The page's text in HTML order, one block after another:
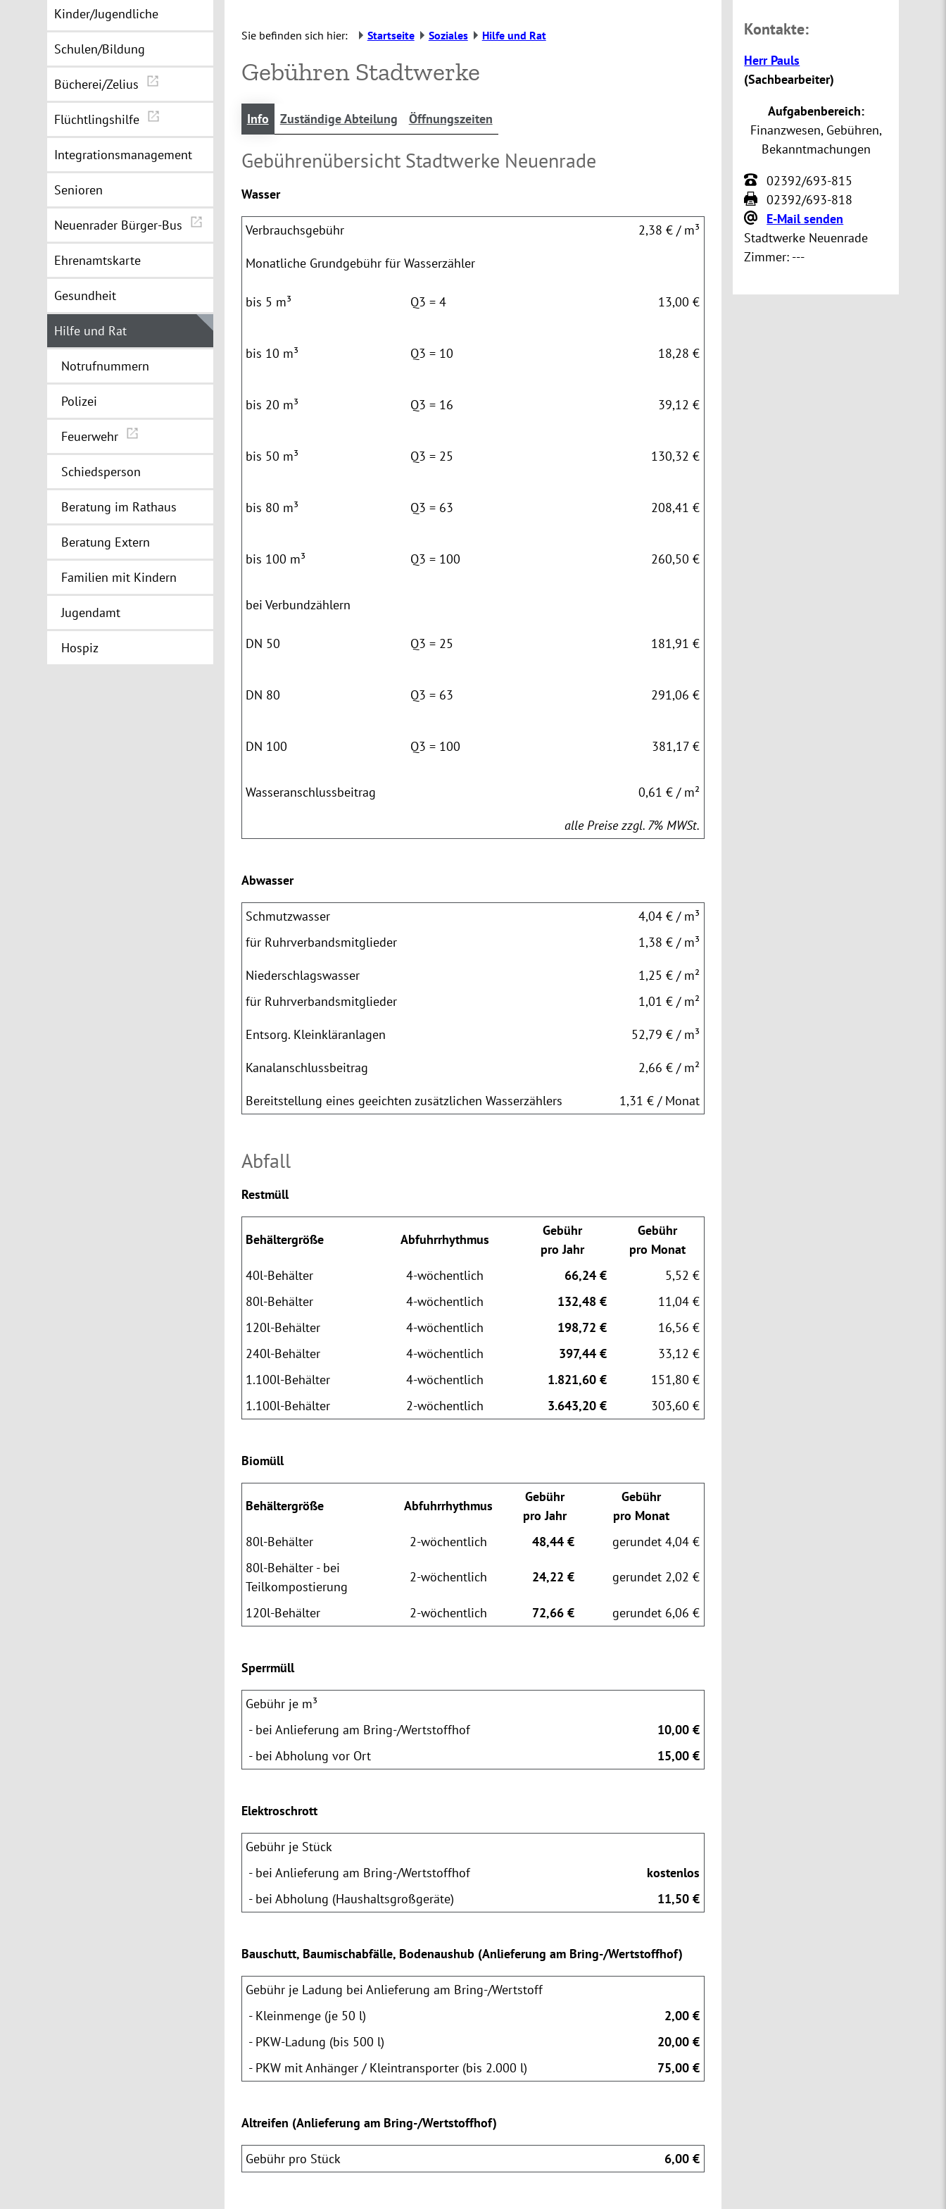
Kinder/Jugendliche
Schulen/Bildung
Bücherei/Zelius
Flüchtlingshilfe
Integrationsmanagement
Senioren
Neuenrader Bürger-Bus
Ehrenamtskarte
Gesundheit
Hilfe und Rat
Notrufnummern
Polizei
Feuerwehr
Schiedsperson
Beratung im Rathaus
Beratung Extern
Familien mit Kindern
Jugendamt
Hospiz
Sie befinden sich hier: Startseite Soziales Hilfe und Rat
Gebühren Stadtwerke
Info Zuständige Abteilung Öffnungszeiten
Gebührenübersicht Stadtwerke Neuenrade
Wasser
Verbrauchsgebühr 2,38 € / m³
Monatliche Grundgebühr für Wasserzähler
bis 5 m³ Q3 = 4 13,00 €
bis 10 m³ Q3 = 10 18,28 €
bis 20 m³ Q3 = 16 39,12 €
bis 50 m³ Q3 = 25 130,32 €
bis 80 m³ Q3 = 63 208,41 €
bis 100 m³ Q3 = 100 260,50 €
bei Verbundzählern
DN 50 Q3 = 25 181,91 €
DN 80 Q3 = 63 291,06 €
DN 100 Q3 = 100 381,17 €
Wasseranschlussbeitrag 0,61 € / m²
alle Preise zzgl. 7% MWSt.
Abwasser
Schmutzwasser
4,04 € / m³
für Ruhrverbandsmitglieder
1,38 € / m³
Niederschlagswasser
1,25 € / m²
für Ruhrverbandsmitglieder
1,01 € / m²
Entsorg. Kleinkläranlagen 52,79 € / m³
Kanalanschlussbeitrag 2,66 € / m²
Bereitstellung eines geeichten zusätzlichen Wasserzählers 1,31 € / Monat
Abfall
Restmüll
Behältergröße Abfuhrrhythmus
Gebühr
pro Jahr
Gebühr
pro Monat
40l-Behälter
4-wöchentlich 66,24 €
5,52 €
80l-Behälter
4-wöchentlich 132,48 €
11,04 €
120l-Behälter
4-wöchentlich 198,72 €
16,56 €
240l-Behälter
4-wöchentlich 397,44 €
33,12 €
1.100l-Behälter
4-wöchentlich 1.821,60 €
151,80 €
1.100l-Behälter
2-wöchentlich 3.643,20 € 303,60 €
Biomüll
Behältergröße Abfuhrrhythmus
Gebühr
pro Jahr
Gebühr
pro Monat
80l-Behälter
2-wöchentlich 48,44 €
gerundet 4,04 €
80l-Behälter - bei
Teilkompostierung
2-wöchentlich 24,22 € gerundet 2,02 €
120l-Behälter 2-wöchentlich 72,66 € gerundet 6,06 €
Sperrmüll
Gebühr je m³
- bei Anlieferung am Bring-/Wertstoffhof
10,00 €
- bei Abholung vor Ort
15,00 €
Elektroschrott
Gebühr je Stück
- bei Anlieferung am Bring-/Wertstoffhof
kostenlos
- bei Abholung (Haushaltsgroßgeräte)
11,50 €
Bauschutt, Baumischabfälle, Bodenaushub (Anlieferung am Bring-/Wertstoffhof)
Gebühr je Ladung bei Anlieferung am Bring-/Wertstoff
- Kleinmenge (je 50 l)
2,00 €
- PKW-Ladung (bis 500 l)
20,00 €
- PKW mit Anhänger / Kleintransporter (bis 2.000 l)
75,00 €
Altreifen (Anlieferung am Bring-/Wertstoffhof)
Gebühr pro Stück 6,00 €
Kontakte:
Herr Pauls
(Sachbearbeiter)
Aufgabenbereich:
Finanzwesen, Gebühren,
Bekanntmachungen
02392/693-815
02392/693-818
E-Mail senden
Stadtwerke Neuenrade
Zimmer: ---